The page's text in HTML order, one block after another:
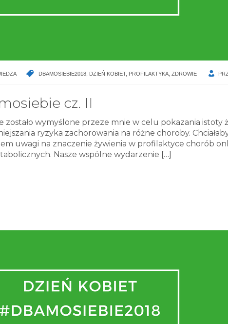
DBAMOSIEBIE2018 DZIEŃ KOBIET, PROFILAKTYKA ZDROWIE
cz. II
zostało wymyślone przeze mnie w celu pokazania istoty
ryzyka zachorowania na różne choroby.
uwagi na znaczenie żywienia w profilaktyce chorób
Nasze wspólne wydarzenie […]